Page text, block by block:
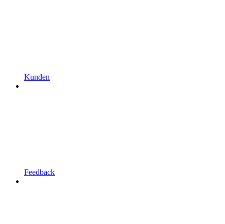
Kunden
Feedback